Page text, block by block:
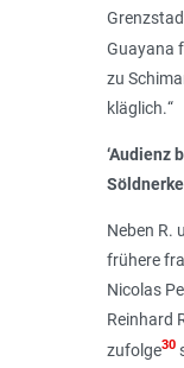
Guayana
zu
kläglich.“
‘Audienz
Neben R.
frühere
Nicolas
Reinhard
zufolge30